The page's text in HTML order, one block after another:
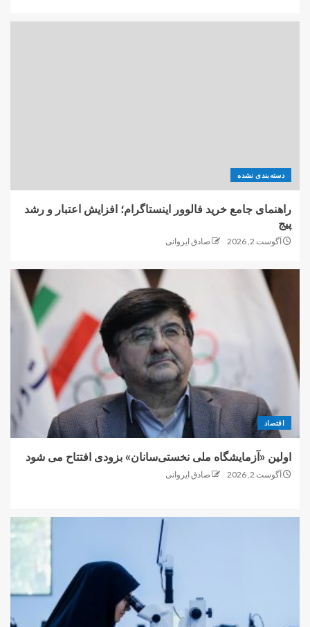
دسته‌بندی نشده
راهنمای جامع خرید فالوور اینستاگرام؛ افزایش اعتبار و رشد
پیج
آگوست 2, 2026 صادق ایروانی
اقتصاد
اولین «آزمایشگاه ملی نخستی‌سانان» بزودی افتتاح می شود
آگوست 2, 2026 صادق ایروانی